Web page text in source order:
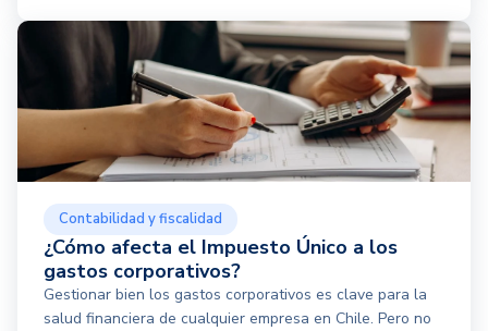
Contabilidad y fiscalidad
¿Cómo afecta el Impuesto Único a los
gastos corporativos?
Gestionar bien los gastos corporativos es clave para la
salud financiera de cualquier empresa en Chile. Pero no